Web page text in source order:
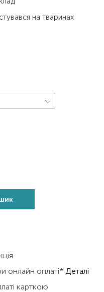
на тваринах
онлайн оплаті* Деталі
карткою